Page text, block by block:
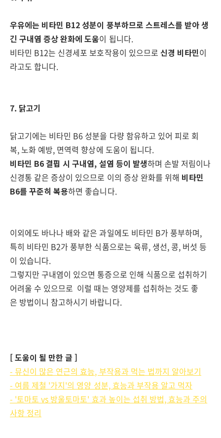
우유에는 비타민 B12 성분이 풍부하므로 스트레스를 받아 생
긴 구내염 증상 완화에 도움이 됩니다.
비타민 B12는 신경세포 보호작용이 있으므로 신경 비타민이
라고도 합니다.
7. 닭고기
닭고기에는 비타민 B6 성분을 다량 함유하고 있어 피로 회
복, 노화 예방, 면역력 향상에 도움이 됩니다.
비타민 B6 결핍 시 구내염, 설염 등이 발생하며 손발 저림이나
신경통 같은 증상이 있으므로 이의 증상 완화를 위해 비타민
B6를 꾸준히 복용하면 좋습니다.
이외에도 바나나 배와 같은 과일에도 비타민 B가 풍부하며,
특히 비타민 B2가 풍부한 식품으로는 육류, 생선, 콩, 버섯 등
이 있습니다.
그렇지만 구내염이 있으면 통증으로 인해 식품으로 섭취하기
어려울 수 있으므로 이럴 때는 영양제를 섭취하는 것도 좋
은 방법이니 참고하시기 바랍니다.
[ 도움이 될 만한 글 ]
- 뮤신이 많은 연근의 효능, 부작용과 먹는 법까지 알아보기
- 여름 제철 '가지'의 영양 성분, 효능과 부작용 알고 먹자
- '토마토 vs 방울토마토' 효과 높이는 섭취 방법, 효능과 주의
사항 정리